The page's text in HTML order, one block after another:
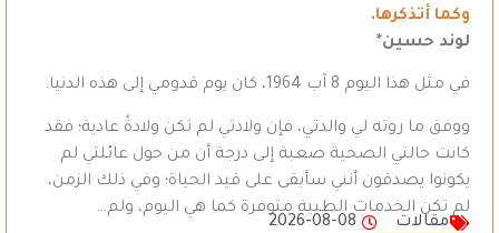
وكما أتذكرها.
لوند حسين*
في مثل هذا اليوم 8 آب 1964، كان يوم قدومي إلى هذه الدنيا.
ووفق ما روته لي والدتي، فإن ولادتي لم تكن ولادةً عادية؛ فقد
كانت حالتي الصحية صعبة إلى درجة أن من حول عائلتي لم
يكونوا يصدقون أنني سأبقى على قيد الحياة؛ وفي ذلك الزمن،
لم تكن الخدمات الطبية متوفرة كما هي اليوم، ولم…
مقالات
2026-08-08